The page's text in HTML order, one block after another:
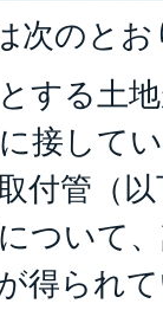
次のと
する土
接して
付管（
ついて
得られ